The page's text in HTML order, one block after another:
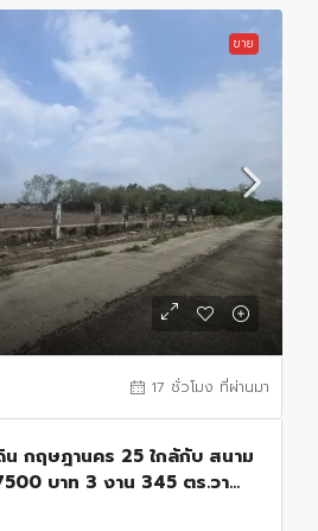
ขาย
17 ชั่วโมง ที่ผ่านมา
กฤษฎานคร 25 ใกล้กับ สนาม
บาท 3 งาน 345 ตร.วา